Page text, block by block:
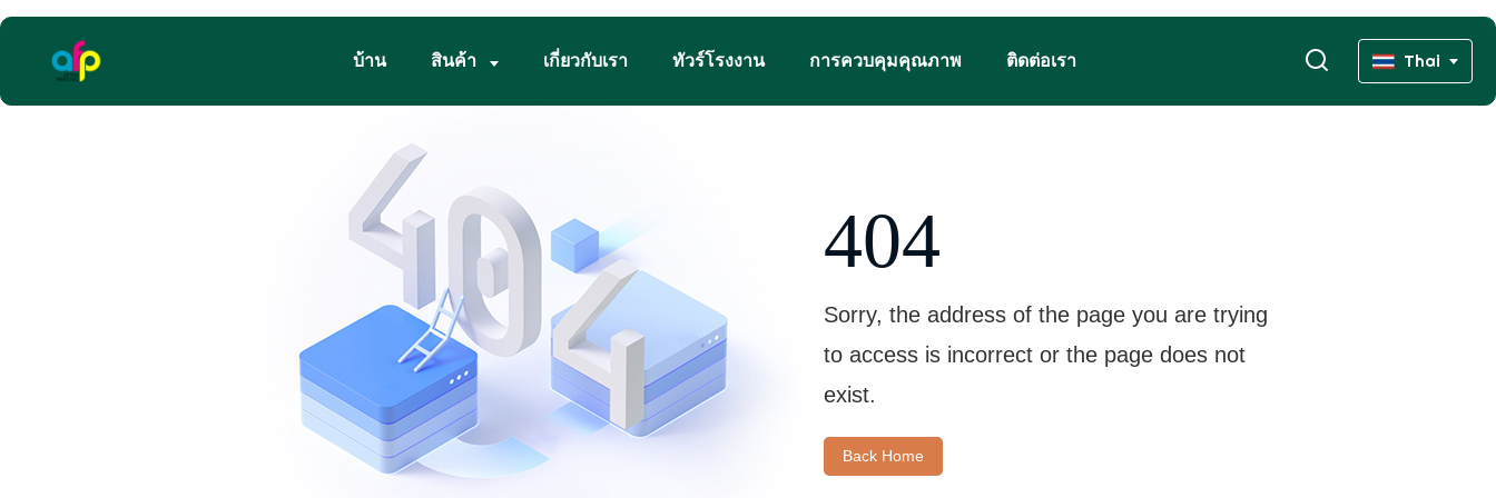
บ้าน สินค้า เกี่ยวกับเรา ทัวร์โรงงาน การควบคุมคุณภาพ ติดต่อเรา Thai
404
Sorry, the address of the page you are trying
to access is incorrect or the page does not
exist.
Back Home